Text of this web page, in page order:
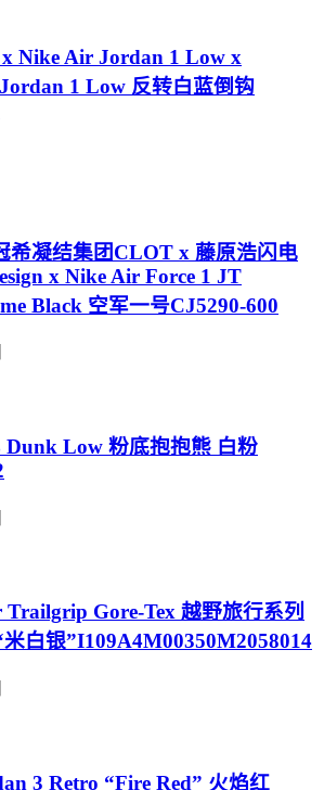
Nike Air Jordan 1 Low x
1 Low 反转白蓝倒钩
希凝结集团CLOT x 藤原浩闪电
x Nike Air Force 1 JT
Black 空军一号CJ5290-600
Dunk Low 粉底抱抱熊 白粉
Trailgrip Gore-Tex 越野旅行系列
白银”I109A4M00350M2058014
3 Retro “Fire Red” 火焰红